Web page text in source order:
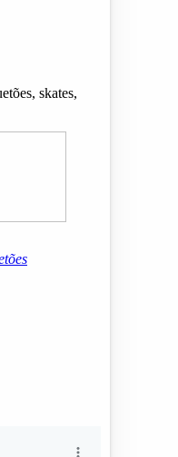
skates,